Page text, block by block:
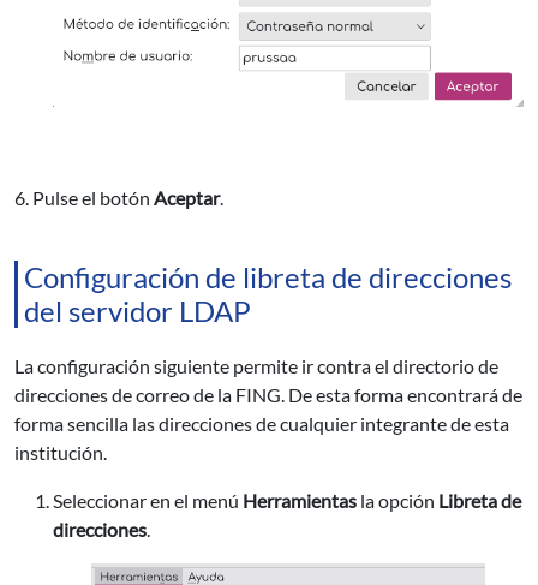
6. Pulse el botón Aceptar.
Configuración de libreta de direcciones
del servidor LDAP
La configuración siguiente permite ir contra el directorio de
direcciones de correo de la FING. De esta forma encontrará de
forma sencilla las direcciones de cualquier integrante de esta
institución.
Seleccionar en el menú Herramientas la opción Libreta de
direcciones.